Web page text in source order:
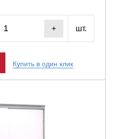
+ шт.
Купить в один клик